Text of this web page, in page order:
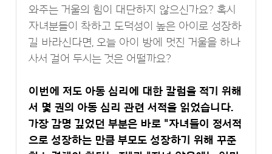
와주는 거울의 힘이 대단하지 않으신가요? 혹시
자녀분들이 착하고 도덕성이 높은 아이로 성장하
길 바라신다면, 오늘 아이 방에 멋진 거울을 하나
사서 걸어 두시는 것은 어떨까요?
이번에 저도 아동 심리에 대한 칼럼을 적기 위해
서 몇 권의 아동 심리 관련 서적을 읽었습니다.
가장 감명 깊었던 부분은 바로 "자녀들이 정서적
으로 성장하는 만큼 부모도 성장하기 위해 꾸준